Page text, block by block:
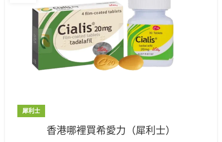
犀利士
香港哪裡買希愛力（犀利士）